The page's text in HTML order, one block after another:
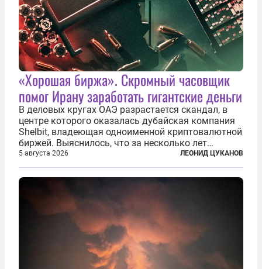
«Хорошая биржа». Скромный часовщик
помог Ирану заработать гигантские деньги
В деловых кругах ОАЭ разрастается скандал, в
центре которого оказалась дубайская компания
Shelbit, владеющая одноименной криптовалютной
биржей. Выяснилось, что за несколько лет
существования через Shelbit прошло не менее 4
млрд долларов в криптовалюте, принадлежащих
иранским чиновникам и силовикам...
5 августа 2026 ЛЕОНИД ЦУКАНОВ